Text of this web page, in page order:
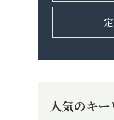
人気のキー